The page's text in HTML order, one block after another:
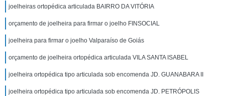
joelheiras ortopédica articulada BAIRRO DA VITÓRIA
orçamento de joelheira para firmar o joelho FINSOCIAL
joelheira para firmar o joelho Valparaíso de Goiás
orçamento de joelheira ortopédica articulada VILA SANTA ISABEL
joelheira ortopédica tipo articulada sob encomenda JD. GUANABARA II
joelheira ortopédica tipo articulada sob encomenda JD. PETRÓPOLIS